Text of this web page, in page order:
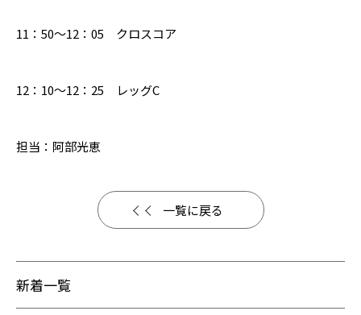
11：50～12：05 クロスコア
12：10～12：25 レッグC
担当：阿部光恵
一覧に戻る
新着一覧